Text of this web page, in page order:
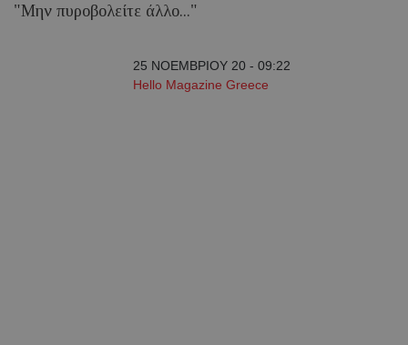
"Μην πυροβολείτε άλλο..."
25 ΝΟΕΜΒΡΙΟΥ 20 - 09:22
Hello Magazine Greece